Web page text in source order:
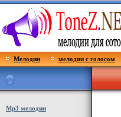
Мелодии мелодии с голосом
Мp3 мелодии